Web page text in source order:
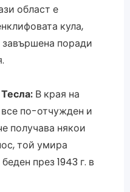
област е
кула,
завършена поради
В края на
по-отчужден и
получава някои
той умира
през 1943 г. в